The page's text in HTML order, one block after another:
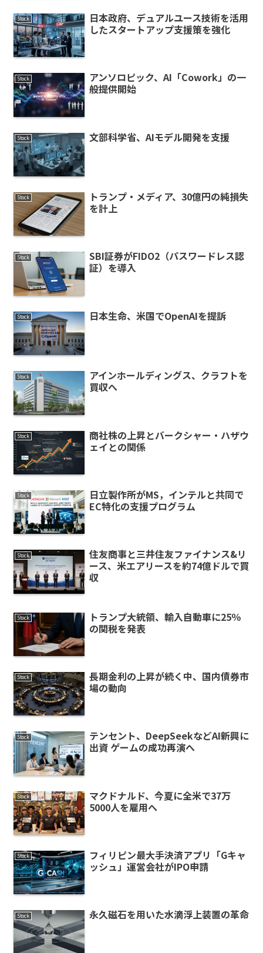
Stock
日本政府、デュアルユース技術を活用
したスタートアップ支援策を強化
Stock
アンソロピック、AI「Cowork」の一
般提供開始
Stock 文部科学省、AIモデル開発を支援
Stock
トランプ・メディア、30億円の純損失
を計上
Stock
SBI証券がFIDO2（パスワードレス認
証）を導入
Stock 日本生命、米国でOpenAIを提訴
Stock
アインホールディングス、クラフトを
買収へ
Stock
商社株の上昇とバークシャー・ハザウ
ェイとの関係
Stock
日立製作所がMS，インテルと共同で
EC特化の支援プログラム
Stock
住友商事と三井住友ファイナンス&リ
ース、米エアリースを約74億ドルで買
収
Stock
トランプ大統領、輸入自動車に25％
の関税を発表
Stock
長期金利の上昇が続く中、国内債券市
場の動向
Stock
テンセント、DeepSeekなどAI新興に
出資 ゲームの成功再演へ
Stock
マクドナルド、今夏に全米で37万
5000人を雇用へ
Stock
フィリピン最大手決済アプリ「Gキャ
ッシュ」運営会社がIPO申請
Stock 永久磁石を用いた水滴浮上装置の革命